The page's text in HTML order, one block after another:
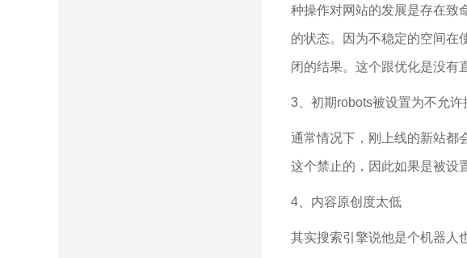
种操作对网站的发展是存在致
的状态。因为不稳定的空间在
闭的结果。这个跟优化是没有
3、初期robots被设置为不允许
通常情况下，刚上线的新站都
这个禁止的，因此如果是被设
4、内容原创度太低
其实搜索引擎说他是个机器人